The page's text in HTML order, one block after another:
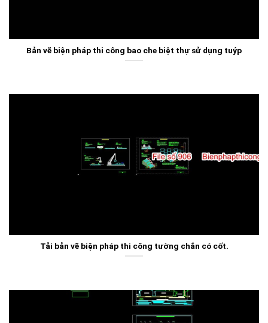
Bản vẽ biện pháp thi công bao che biệt thự sử dụng tuýp
Tải bản vẽ biện pháp thi công tường chắn có cốt.